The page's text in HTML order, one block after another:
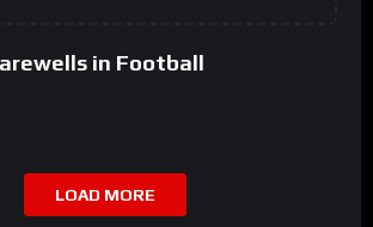
in Football
LOAD MORE